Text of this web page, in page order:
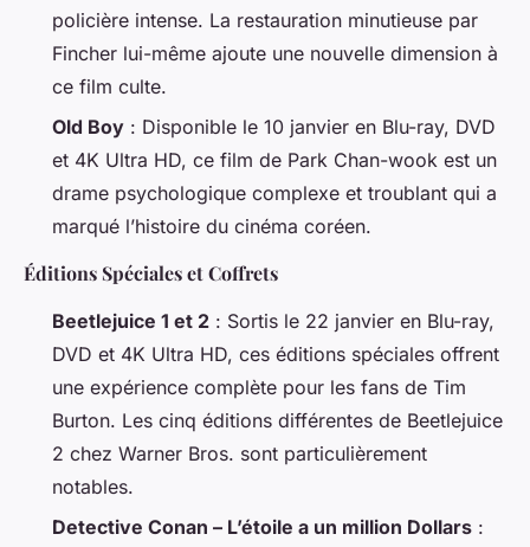
policière intense. La restauration minutieuse par
Fincher lui-même ajoute une nouvelle dimension à
ce film culte.
Old Boy : Disponible le 10 janvier en Blu-ray, DVD
et 4K Ultra HD, ce film de Park Chan-wook est un
drame psychologique complexe et troublant qui a
marqué l’histoire du cinéma coréen.
Éditions Spéciales et Coffrets
Beetlejuice 1 et 2 : Sortis le 22 janvier en Blu-ray,
DVD et 4K Ultra HD, ces éditions spéciales offrent
une expérience complète pour les fans de Tim
Burton. Les cinq éditions différentes de Beetlejuice
2 chez Warner Bros. sont particulièrement
notables.
Detective Conan – L’étoile a un million Dollars :